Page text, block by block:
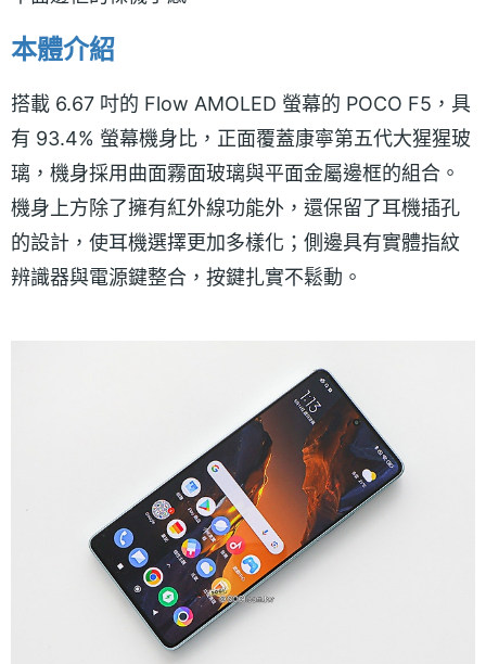
本體介紹
搭載 6.67 吋的 Flow AMOLED 螢幕的 POCO F5，具
有 93.4% 螢幕機身比，正面覆蓋康寧第五代大猩猩玻
璃，機身採用曲面霧面玻璃與平面金屬邊框的組合。
機身上方除了擁有紅外線功能外，還保留了耳機插孔
的設計，使耳機選擇更加多樣化；側邊具有實體指紋
辨識器與電源鍵整合，按鍵扎實不鬆動。